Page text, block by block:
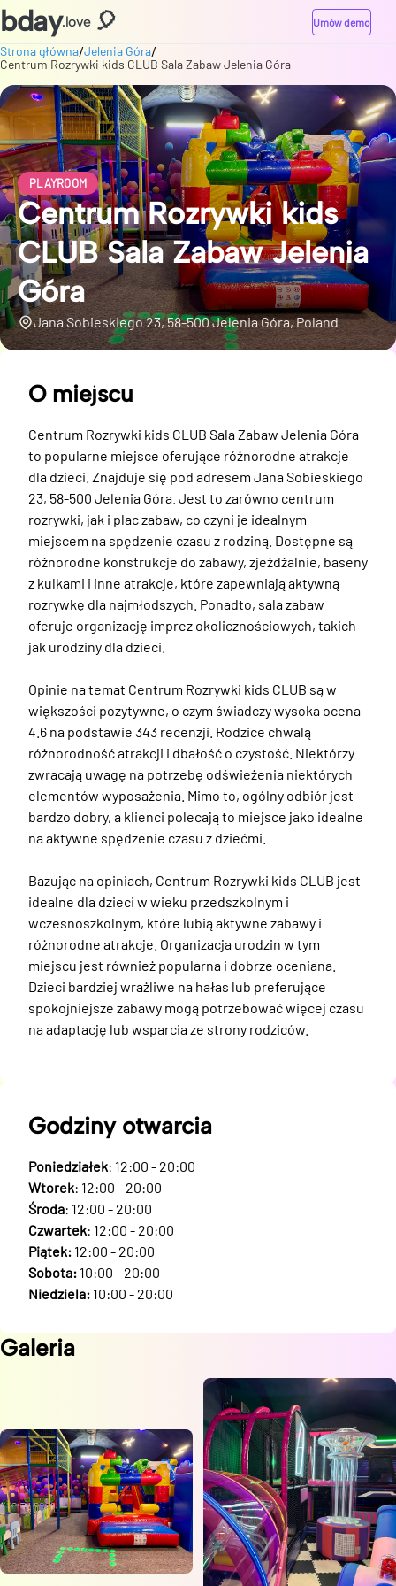
bday.love 🎈 Umów demo
Strona główna/Jelenia Góra/
Centrum Rozrywki kids CLUB Sala Zabaw Jelenia Góra
PLAYROOM
Centrum Rozrywki kids
CLUB Sala Zabaw Jelenia
Góra
Jana Sobieskiego 23, 58-500 Jelenia Góra, Poland
O miejscu
Centrum Rozrywki kids CLUB Sala Zabaw Jelenia Góra
to popularne miejsce oferujące różnorodne atrakcje
dla dzieci. Znajduje się pod adresem Jana Sobieskiego
23, 58-500 Jelenia Góra. Jest to zarówno centrum
rozrywki, jak i plac zabaw, co czyni je idealnym
miejscem na spędzenie czasu z rodziną. Dostępne są
różnorodne konstrukcje do zabawy, zjeżdżalnie, baseny
z kulkami i inne atrakcje, które zapewniają aktywną
rozrywkę dla najmłodszych. Ponadto, sala zabaw
oferuje organizację imprez okolicznościowych, takich
jak urodziny dla dzieci.
Opinie na temat Centrum Rozrywki kids CLUB są w
większości pozytywne, o czym świadczy wysoka ocena
4.6 na podstawie 343 recenzji. Rodzice chwalą
różnorodność atrakcji i dbałość o czystość. Niektórzy
zwracają uwagę na potrzebę odświeżenia niektórych
elementów wyposażenia. Mimo to, ogólny odbiór jest
bardzo dobry, a klienci polecają to miejsce jako idealne
na aktywne spędzenie czasu z dziećmi.
Bazując na opiniach, Centrum Rozrywki kids CLUB jest
idealne dla dzieci w wieku przedszkolnym i
wczesnoszkolnym, które lubią aktywne zabawy i
różnorodne atrakcje. Organizacja urodzin w tym
miejscu jest również popularna i dobrze oceniana.
Dzieci bardziej wrażliwe na hałas lub preferujące
spokojniejsze zabawy mogą potrzebować więcej czasu
na adaptację lub wsparcia ze strony rodziców.
Godziny otwarcia
Poniedziałek: 12:00 - 20:00
Wtorek: 12:00 - 20:00
Środa: 12:00 - 20:00
Czwartek: 12:00 - 20:00
Piątek: 12:00 - 20:00
Sobota: 10:00 - 20:00
Niedziela: 10:00 - 20:00
Galeria